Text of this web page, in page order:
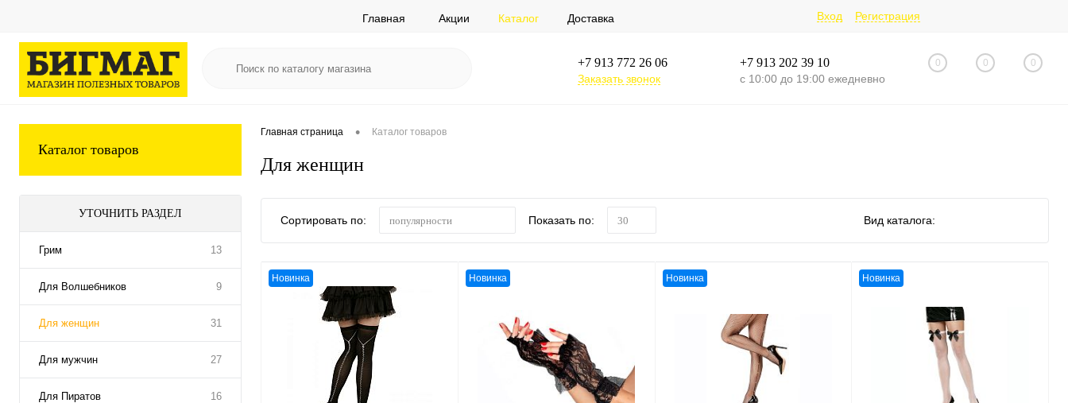
Главная Акции Каталог Доставка Вход Регистрация
+7 913 772 26 06
Заказать звонок
+7 913 202 39 10
с 10:00 до 19:00 ежедневно
0 0 0
Каталог товаров
УТОЧНИТЬ РАЗДЕЛ
Грим 13
Для Волшебников 9
Для женщин 31
Для мужчин 27
Для Пиратов 16
Главная страница • Каталог товаров
Для женщин
Сортировать по: популярности Показать по: 30 Вид каталога:
Новинка Новинка Новинка Новинка